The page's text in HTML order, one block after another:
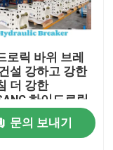
로릭 바위 브레
설 강하고 강한
더 강한
하이드로릭
커 24/7 전문가
이드로릭 바위
착 건설 기계 제
문의 보내기